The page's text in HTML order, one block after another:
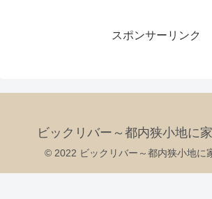
スポンサーリンク
ビックリバー～都内狭小地に
© 2022 ビックリバー～都内狭小地に